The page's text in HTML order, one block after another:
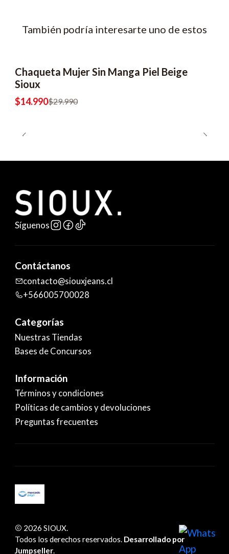
También podría interesarte uno de estos
-50% OFF
Chaqueta Mujer Sin Manga Piel Beige
Sioux
$14.990$29.990
Síguenos
Contáctanos
contacto@siouxjeans.cl
+566005700028
Categorías
Nuestras Tiendas
Bases de Concursos
Información
Términos y condiciones
Políticas de cambios y devoluciones
Preguntas frecuentes
2026 SIOUX.
Todos los derechos reservados. Desarrollado por
Jumpseller.